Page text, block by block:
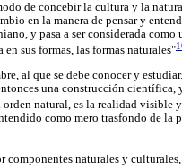
de concebir la cultura y la
en la manera de pensar y
y pasa a ser considerada como
sus formas, las formas naturales"
al que se debe conocer y
una construcción científica,
orden natural, es la realidad visible
como mero trasfondo de la
naturales y